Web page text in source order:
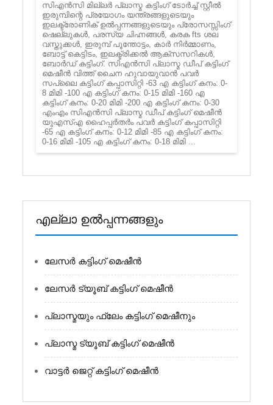
സി‌എൻ‌സി മില്ലർ പ്ലാസ്മ കട്ടിംഗ് ടോർച്ച് സ്റ്റീൽ
ഇരുമ്പിന്റെ പ്രയോഗം യന്ത്രങ്ങളുടെയും
ഇലക്ട്രോണിക് ഉൽ‌പ്പന്നങ്ങളുടെയും പ്രോസസ്സിംഗ്
ഷെല്ലുകൾ, പരസ്യ ചിഹ്നങ്ങൾ, കരക fts ശല
വസ്തുക്കൾ, ഇരുമ്പ് പൂന്തോട്ടം, കാർ നിർമ്മാണം,
ബോട്ട് കെട്ടിടം, ഇലക്ട്രിക്കൽ ആക്സസറികൾ,
ബോർഡ് കട്ടിംഗ്. സി‌എൻ‌സി പ്ലാസ്മ ഡീപ് കട്ടിംഗ്
മെഷീൻ വിത്ത് ചൈന ഹുവായുവാൻ പവർ
സപ്ലൈ കട്ടിംഗ് കപ്പാസിറ്റി -63 എ കട്ടിംഗ് കനം: 0-
8 മിമി -100 എ കട്ടിംഗ് കനം: 0-15 മിമി -160 എ
കട്ടിംഗ് കനം: 0-20 മിമി -200 എ കട്ടിംഗ് കനം: 0-30
എംഎം സി‌എൻ‌സി പ്ലാസ്മ ഡീപ് കട്ടിംഗ് മെഷീൻ
യുഎസ്എ ഹൈപ്പർതർം പവർ കട്ടിംഗ് കപ്പാസിറ്റി
-65 എ കട്ടിംഗ് കനം: 0-12 മിമി -85 എ കട്ടിംഗ് കനം:
0-16 മിമി -105 എ കട്ടിംഗ് കനം: 0-18 മിമി ...
എല്ലാ ഉൽപ്പന്നങ്ങളും
ലേസർ കട്ടിംഗ് മെഷീൻ
ലേസർ ട്യൂബ് കട്ടിംഗ് മെഷീൻ
പ്ലാസ്മയും ഫ്ലേം കട്ടിംഗ് മെഷീനും
പ്ലാസ്മ ട്യൂബ് കട്ടിംഗ് മെഷീൻ
വാട്ടർ ജെറ്റ് കട്ടിംഗ് മെഷീൻ